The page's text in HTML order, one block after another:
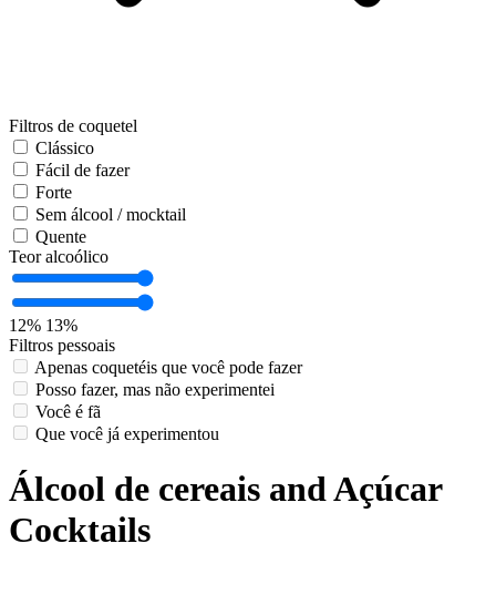
Filtros de coquetel
Clássico
Fácil de fazer
Forte
Sem álcool / mocktail
Quente
Teor alcoólico
12% 13%
Filtros pessoais
Apenas coquetéis que você pode fazer
Posso fazer, mas não experimentei
Você é fã
Que você já experimentou
Álcool de cereais and Açúcar
Cocktails